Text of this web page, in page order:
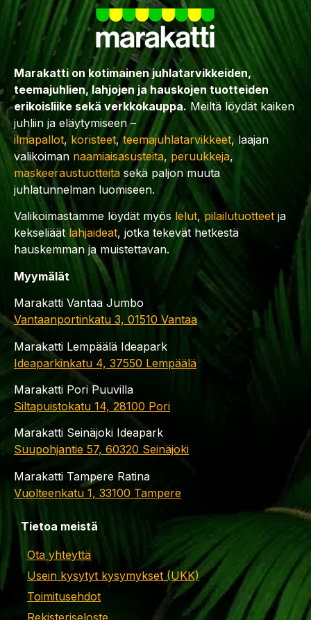
Marakatti on kotimainen juhlatarvikkeiden,
teemajuhlien, lahjojen ja hauskojen tuotteiden
erikoisliike sekä verkkokauppa. Meiltä löydät kaiken
juhliin ja eläytymiseen –
ilmapallot, koristeet,teemajuhlatarvikkeet, laajan
valikoiman naamiaisasusteita, peruukkeja,
maskeeraustuotteita sekä paljon muuta
juhlatunnelman luomiseen.
Valikoimastamme löydät myös lelut,pilailutuotteet ja
kekseliäät lahjaideat, jotka tekevät hetkestä
hauskemman ja muistettavan.
Myymälät
Marakatti Vantaa Jumbo
Vantaanportinkatu 3, 01510 Vantaa
Marakatti Lempäälä Ideapark
Ideaparkinkatu 4, 37550 Lempäälä
Marakatti Pori Puuvilla
Siltapuistokatu 14, 28100 Pori
Marakatti Seinäjoki Ideapark
Suupohjantie 57, 60320 Seinäjoki
Marakatti Tampere Ratina
Vuolteenkatu 1, 33100 Tampere
Tietoa meistä
Ota yhteyttä
Usein kysytyt kysymykset (UKK)
Toimitusehdot